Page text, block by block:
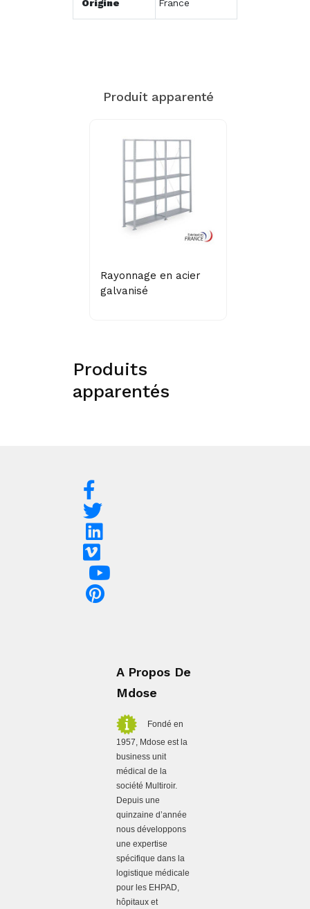
Origine France
Produit apparenté
Rayonnage en acier
galvanisé
Produits
apparentés
A Propos De
Mdose
Fondé en
1957, Mdose est la
business unit
médical de la
société Multiroir.
Depuis une
quinzaine d’année
nous développons
une expertise
spécifique dans la
logistique médicale
pour les EHPAD,
hôpitaux et